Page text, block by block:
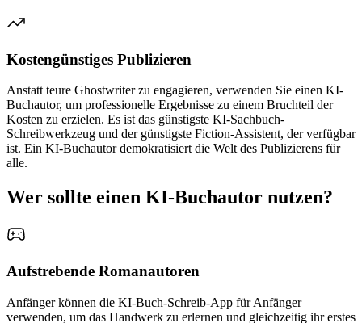
Kostengünstiges Publizieren
Anstatt teure Ghostwriter zu engagieren, verwenden Sie einen KI-
Buchautor, um professionelle Ergebnisse zu einem Bruchteil der
Kosten zu erzielen. Es ist das günstigste KI-Sachbuch-
Schreibwerkzeug und der günstigste Fiction-Assistent, der verfügbar
ist. Ein KI-Buchautor demokratisiert die Welt des Publizierens für
alle.
Wer sollte einen KI-Buchautor nutzen?
Aufstrebende Romanautoren
Anfänger können die KI-Buch-Schreib-App für Anfänger
verwenden, um das Handwerk zu erlernen und gleichzeitig ihr erstes